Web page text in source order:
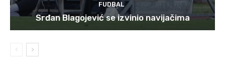
FUDBAL
Srđan Blagojević se izvinio navijačima